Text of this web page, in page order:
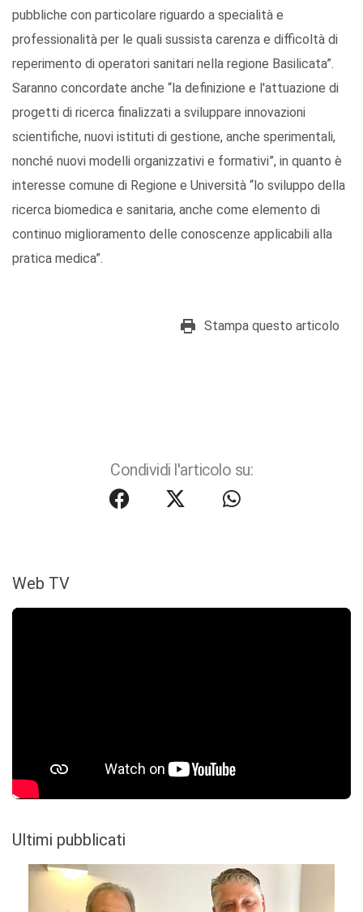
pubbliche con particolare riguardo a specialità e
professionalità per le quali sussista carenza e difficoltà di
reperimento di operatori sanitari nella regione Basilicata”.
Saranno concordate anche “la definizione e l'attuazione di
progetti di ricerca finalizzati a sviluppare innovazioni
scientifiche, nuovi istituti di gestione, anche sperimentali,
nonché nuovi modelli organizzativi e formativi”, in quanto è
interesse comune di Regione e Università “lo sviluppo della
ricerca biomedica e sanitaria, anche come elemento di
continuo miglioramento delle conoscenze applicabili alla
pratica medica”.
Stampa questo articolo
Condividi l'articolo su:
Web TV
Ultimi pubblicati